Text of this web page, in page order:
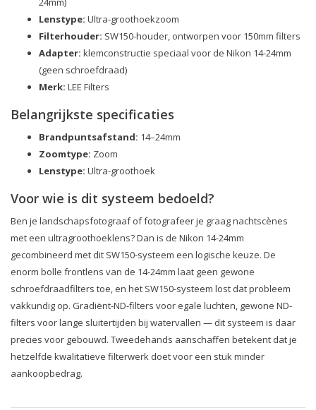
Lenstype: Ultra-groothoekzoom
Filterhouder: SW150-houder, ontworpen voor 150mm filters
Adapter: klemconstructie speciaal voor de Nikon 14-24mm
(geen schroefdraad)
Merk: LEE Filters
Belangrijkste specificaties
Brandpuntsafstand: 14–24mm
Zoomtype: Zoom
Lenstype: Ultra-groothoek
Voor wie is dit systeem bedoeld?
Ben je landschapsfotograaf of fotografeer je graag nachtscènes
met een ultragroothoeklens? Dan is de Nikon 14-24mm
gecombineerd met dit SW150-systeem een logische keuze. De
enorm bolle frontlens van de 14-24mm laat geen gewone
schroefdraadfilters toe, en het SW150-systeem lost dat probleem
vakkundig op. Gradiënt-ND-filters voor egale luchten, gewone ND-
filters voor lange sluitertijden bij watervallen — dit systeem is daar
precies voor gebouwd. Tweedehands aanschaffen betekent dat je
hetzelfde kwalitatieve filterwerk doet voor een stuk minder
aankoopbedrag.